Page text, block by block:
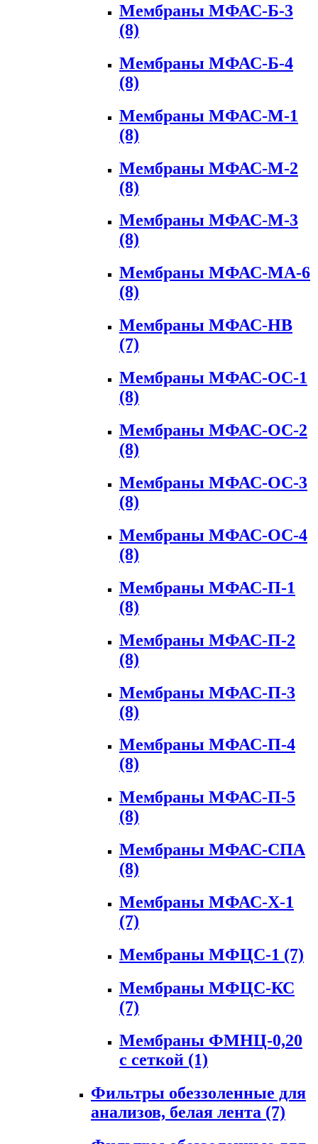
Мембраны МФАС-Б-3
(8)
Мембраны МФАС-Б-4
(8)
Мембраны МФАС-М-1
(8)
Мембраны МФАС-М-2
(8)
Мембраны МФАС-М-3
(8)
Мембраны МФАС-МА-6
(8)
Мембраны МФАС-НВ
(7)
Мембраны МФАС-ОС-1
(8)
Мембраны МФАС-ОС-2
(8)
Мембраны МФАС-ОС-3
(8)
Мембраны МФАС-ОС-4
(8)
Мембраны МФАС-П-1
(8)
Мембраны МФАС-П-2
(8)
Мембраны МФАС-П-3
(8)
Мембраны МФАС-П-4
(8)
Мембраны МФАС-П-5
(8)
Мембраны МФАС-СПА
(8)
Мембраны МФАС-Х-1
(7)
Мембраны МФЦС-1 (7)
Мембраны МФЦС-КС
(7)
Мембраны ФМНЦ-0,20
с сеткой (1)
Фильтры обеззоленные для
анализов, белая лента (7)